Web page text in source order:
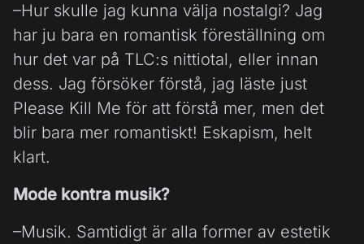
–Hur skulle jag kunna välja nostalgi? Jag
har ju bara en romantisk föreställning om
hur det var på TLC:s nittiotal, eller innan
dess. Jag försöker förstå, jag läste just
Please Kill Me för att förstå mer, men det
blir bara mer romantiskt! Eskapism, helt
klart.
Mode kontra musik?
–Musik. Samtidigt är alla former av estetik